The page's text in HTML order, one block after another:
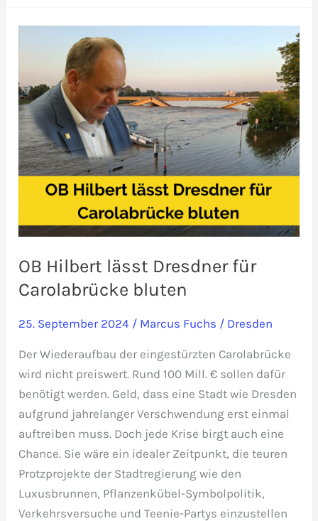
für
bluten
OB Hilbert lässt Dresdner für
Carolabrücke bluten
25. September 2024 / Marcus Fuchs / Dresden
Der Wiederaufbau der eingestürzten Carolabrücke
wird nicht preiswert. Rund 100 Mill. € sollen dafür
benötigt werden. Geld, dass eine Stadt wie Dresden
aufgrund jahrelanger Verschwendung erst einmal
auftreiben muss. Doch jede Krise birgt auch eine
Chance. Sie wäre ein idealer Zeitpunkt, die teuren
Protzprojekte der Stadtregierung wie den
Luxusbrunnen, Pflanzenkübel-Symbolpolitik,
Verkehrsversuche und Teenie-Partys einzustellen